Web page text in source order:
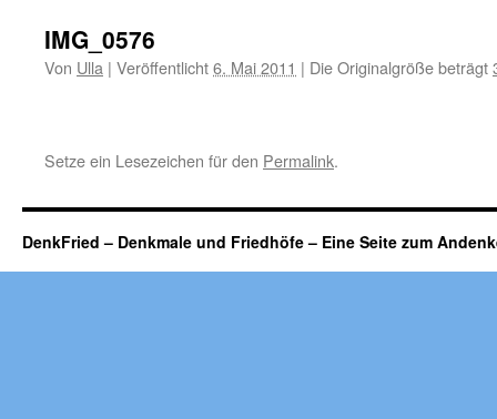
IMG_0576
Von Ulla | Veröffentlicht6. Mai 2011 | Die Originalgröße beträgt
Setze ein Lesezeichen für den Permalink.
DenkFried – Denkmale und Friedhöfe – Eine Seite zum